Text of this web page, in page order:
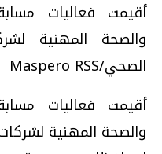
أقيمت فعاليات
والصحة المهنية
الصحي/Maspero RSS
أقيمت فعاليات
والصحة المهنية